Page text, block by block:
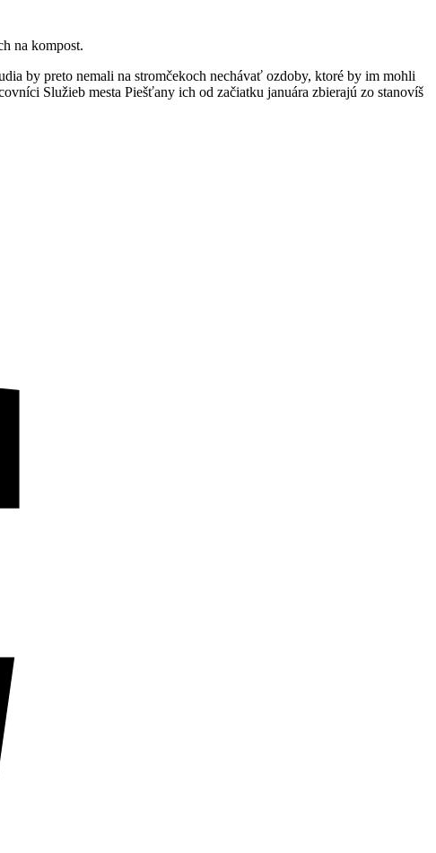
na kompost.
by preto nemali na stromčekoch nechávať ozdoby, ktoré by im mohli
Služieb mesta Piešťany ich od začiatku januára zbierajú zo stanovíš